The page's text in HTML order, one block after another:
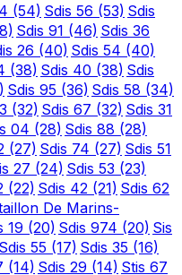
(54) Sdis 56 (53) Sdis
Sdis 91 (46) Sdis 36
26 (40) Sdis 54 (40)
(38) Sdis 40 (38) Sdis
Sdis 95 (36) Sdis 58 (34)
(32) Sdis 67 (32) Sdis 31
04 (28) Sdis 88 (28)
(27) Sdis 74 (27) Sdis 51
27 (24) Sdis 53 (23)
(22) Sdis 42 (21) Sdis 62
De Marins-
19 (20) Sdis 974 (20) Sis
Sdis 55 (17) Sdis 35 (16)
(14) Sdis 29 (14) Stis 67